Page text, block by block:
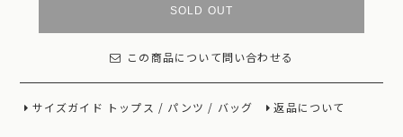
SOLD OUT
この商品について問い合わせる
サイズガイド トップス / パンツ / バッグ 返品について